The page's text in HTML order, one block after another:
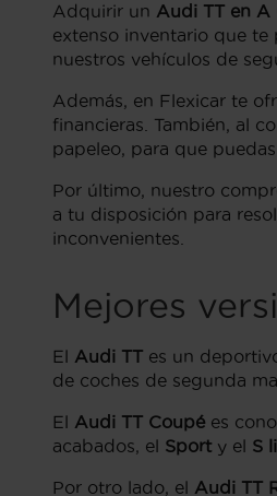
Adquirir un Audi TT en A
extenso inventario que te
nuestros vehículos de
Además, en Flexicar te
financieras. También, al
papeleo, para que
Por último, nuestro
a tu disposición para
inconvenientes.
Mejores
El Audi TT es un
de coches de segunda
El Audi TT Coupé es
acabados, el Sport y el S
Por otro lado, el Audi TT